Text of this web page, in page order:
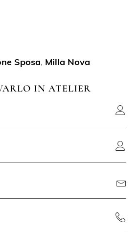
Sposa, Milla Nova
IN ATELIER